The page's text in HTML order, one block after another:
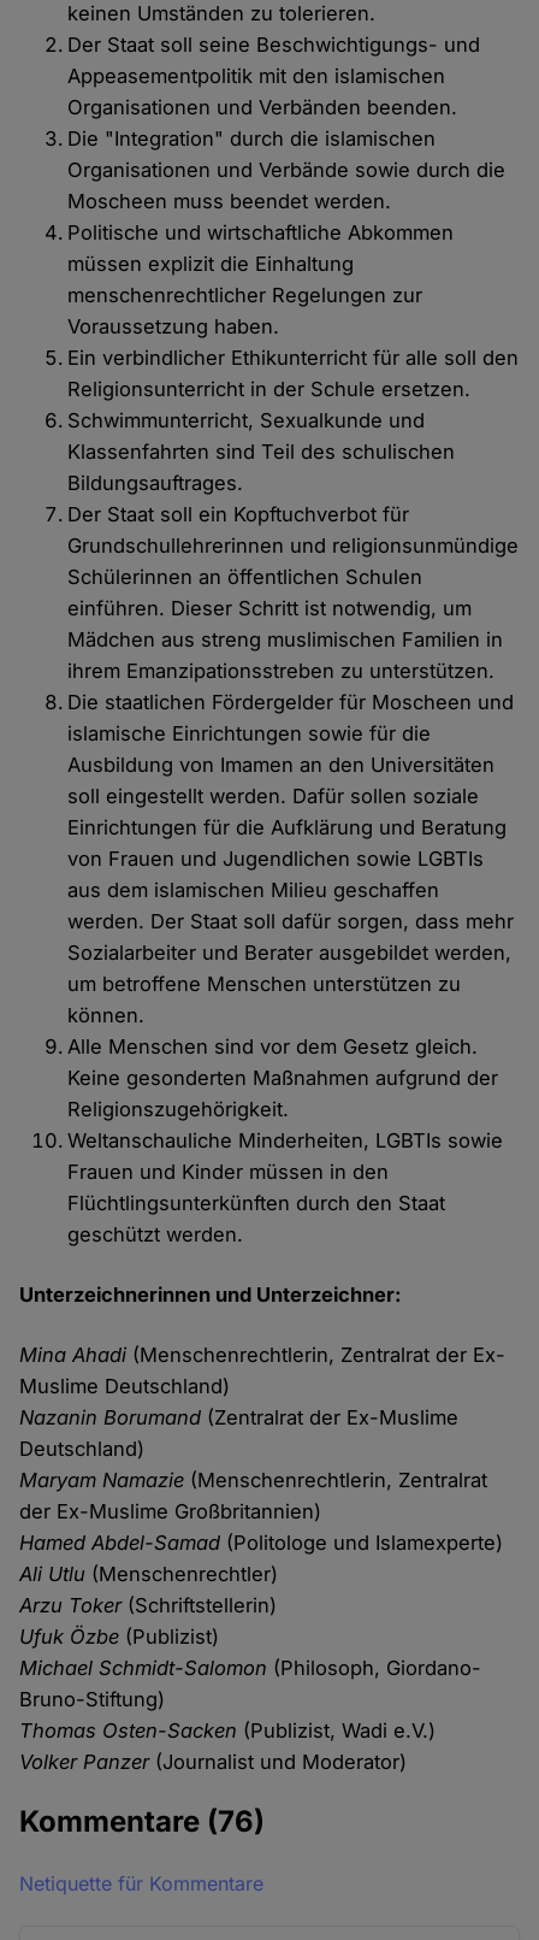
keinen Umständen zu tolerieren.
Der Staat soll seine Beschwichtigungs- und
Appeasementpolitik mit den islamischen
Organisationen und Verbänden beenden.
Die "Integration" durch die islamischen
Organisationen und Verbände sowie durch die
Moscheen muss beendet werden.
Politische und wirtschaftliche Abkommen
müssen explizit die Einhaltung
menschenrechtlicher Regelungen zur
Voraussetzung haben.
Ein verbindlicher Ethikunterricht für alle soll den
Religionsunterricht in der Schule ersetzen.
Schwimmunterricht, Sexualkunde und
Klassenfahrten sind Teil des schulischen
Bildungsauftrages.
Der Staat soll ein Kopftuchverbot für
Grundschullehrerinnen und religionsunmündige
Schülerinnen an öffentlichen Schulen
einführen. Dieser Schritt ist notwendig, um
Mädchen aus streng muslimischen Familien in
ihrem Emanzipationsstreben zu unterstützen.
Die staatlichen Fördergelder für Moscheen und
islamische Einrichtungen sowie für die
Ausbildung von Imamen an den Universitäten
soll eingestellt werden. Dafür sollen soziale
Einrichtungen für die Aufklärung und Beratung
von Frauen und Jugendlichen sowie LGBTIs
aus dem islamischen Milieu geschaffen
werden. Der Staat soll dafür sorgen, dass mehr
Sozialarbeiter und Berater ausgebildet werden,
um betroffene Menschen unterstützen zu
können.
Alle Menschen sind vor dem Gesetz gleich.
Keine gesonderten Maßnahmen aufgrund der
Religionszugehörigkeit.
Weltanschauliche Minderheiten, LGBTIs sowie
Frauen und Kinder müssen in den
Flüchtlingsunterkünften durch den Staat
geschützt werden.
Unterzeichnerinnen und Unterzeichner:
Mina Ahadi (Menschenrechtlerin, Zentralrat der Ex-
Muslime Deutschland)
Nazanin Borumand (Zentralrat der Ex-Muslime
Deutschland)
Maryam Namazie (Menschenrechtlerin, Zentralrat
der Ex-Muslime Großbritannien)
Hamed Abdel-Samad (Politologe und Islamexperte)
Ali Utlu (Menschenrechtler)
Arzu Toker(Schriftstellerin)
Ufuk Özbe (Publizist)
Michael Schmidt-Salomon (Philosoph, Giordano-
Bruno-Stiftung)
Thomas Osten-Sacken (Publizist, Wadi e.V.)
Volker Panzer(Journalist und Moderator)
Kommentare (76)
Netiquette für Kommentare